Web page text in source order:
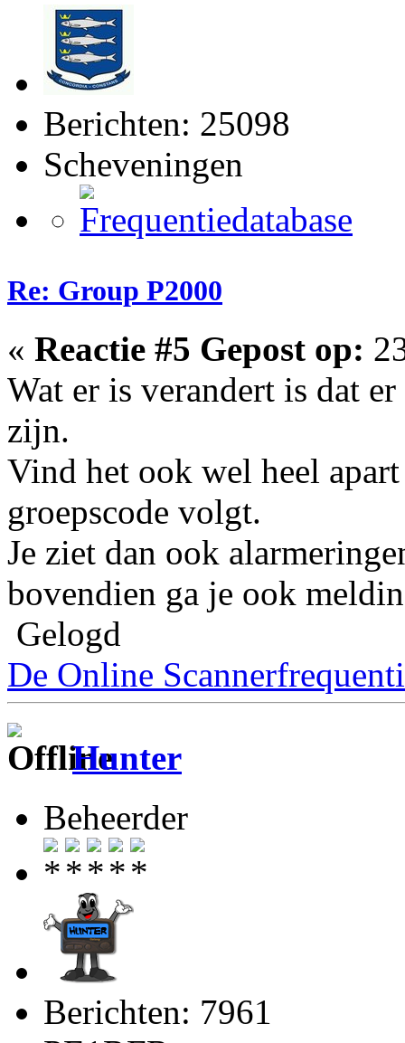
Berichten: 25098
Scheveningen
Re: Group P2000
« Reactie #5 Gepost op:
Wat er is verandert is dat
zijn.
Vind het ook wel heel
groepscode volgt.
Je ziet dan ook
bovendien ga je ook
Gelogd
De Online
Hunter
Beheerder
Berichten: 7961